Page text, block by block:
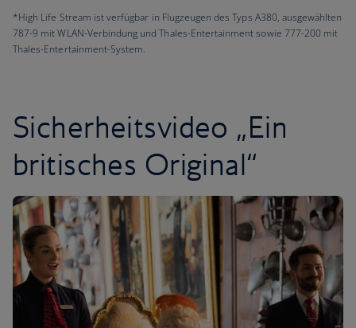
*High Life Stream ist verfügbar in Flugzeugen des Typs A380, ausgewählten
787-9 mit WLAN-Verbindung und Thales-Entertainment sowie 777-200 mit
Thales-Entertainment-System.
Sicherheitsvideo „Ein
britisches Original“